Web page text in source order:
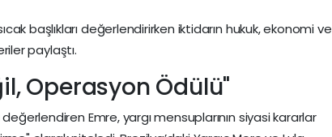
başlıkları değerlendirirken iktidarın hukuk, ekonomi ve
paylaştı.
Operasyon Ödülü"
Emre, yargı mensuplarının siyasi kararlar